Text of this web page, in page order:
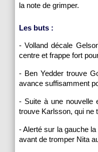
la note de grimper.
Les buts :
- Volland décale
centre et frappe fort
- Ben Yedder trouve
avance suffisamment
- Suite à une nouvelle
trouve Karlsson, qui ne
- Alerté sur la gauche
avant de tromper Nita